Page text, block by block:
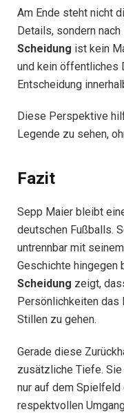
Am Ende steht nicht
Details, sondern nach
Scheidung ist kein
und kein öffentliches
Entscheidung
Diese Perspektive
Legende zu sehen,
Fazit
Sepp Maier bleibt
deutschen Fußballs.
untrennbar mit
Geschichte hingegen
Scheidung zeigt,
Persönlichkeiten das
Stillen zu gehen.
Gerade diese
zusätzliche Tiefe. Sie
nur auf dem Spielfeld
respektvollen